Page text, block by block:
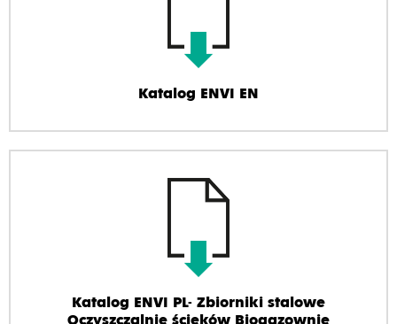
Katalog ENVI EN
Katalog ENVI PL- Zbiorniki stalowe